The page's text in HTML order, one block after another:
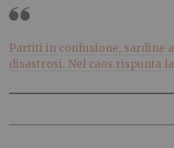
Partiti in confusione, sardine
disastrosi. Nel caos rispunta